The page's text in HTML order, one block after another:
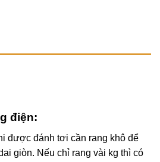
điện:
được đánh tơi cần rang khô để
giòn. Nếu chỉ rang vài kg thì có